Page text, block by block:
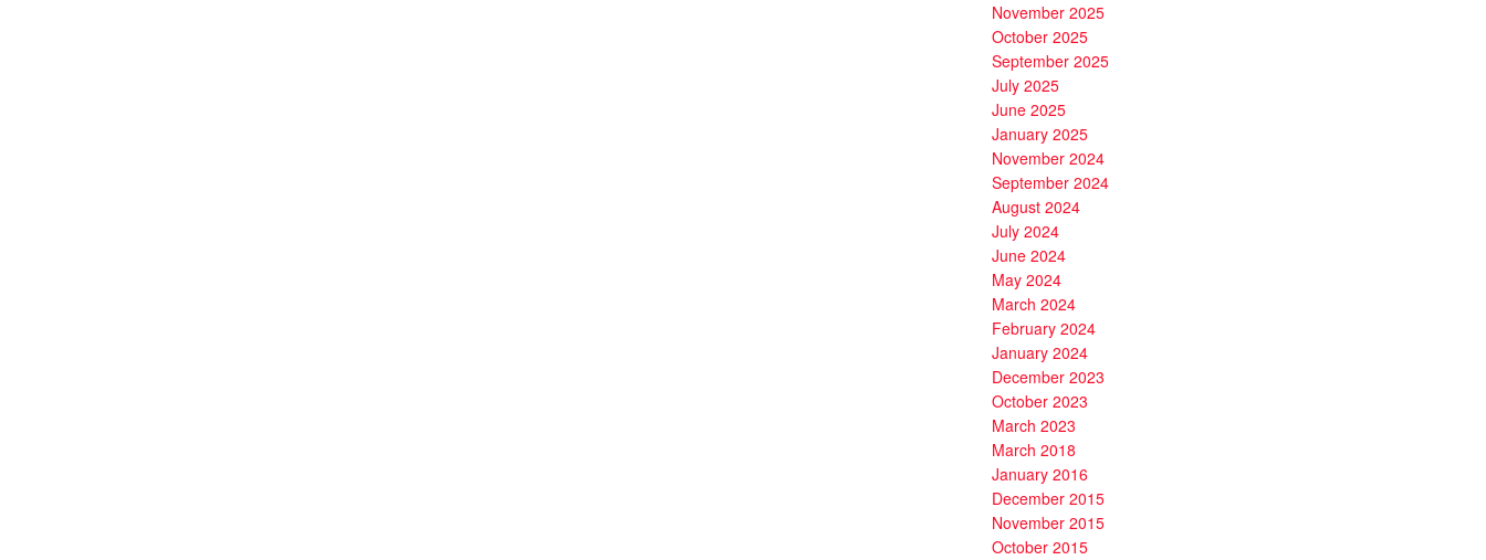
November 2025
October 2025
September 2025
July 2025
June 2025
January 2025
November 2024
September 2024
August 2024
July 2024
June 2024
May 2024
March 2024
February 2024
January 2024
December 2023
October 2023
March 2023
March 2018
January 2016
December 2015
November 2015
October 2015